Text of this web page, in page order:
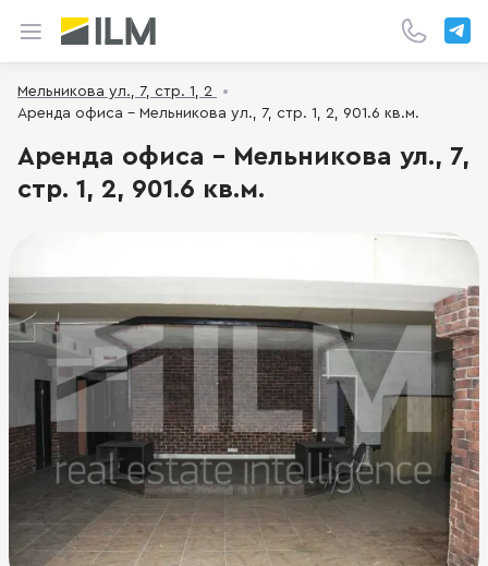
Мельникова ул., 7, стр. 1, 2
Аренда офиса - Мельникова ул., 7, стр. 1, 2, 901.6 кв.м.
Аренда офиса - Мельникова ул., 7,
стр. 1, 2, 901.6 кв.м.